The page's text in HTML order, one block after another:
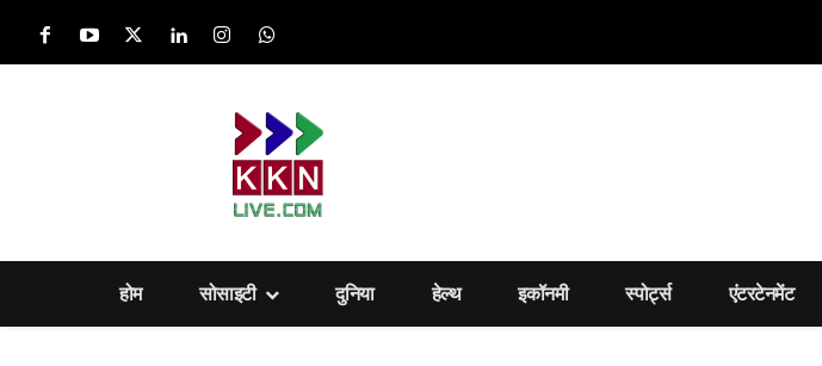
होम सोसाइटी दुनिया हेल्‍थ इकॉनमी स्पोर्ट्स एंटरटेनमेंट